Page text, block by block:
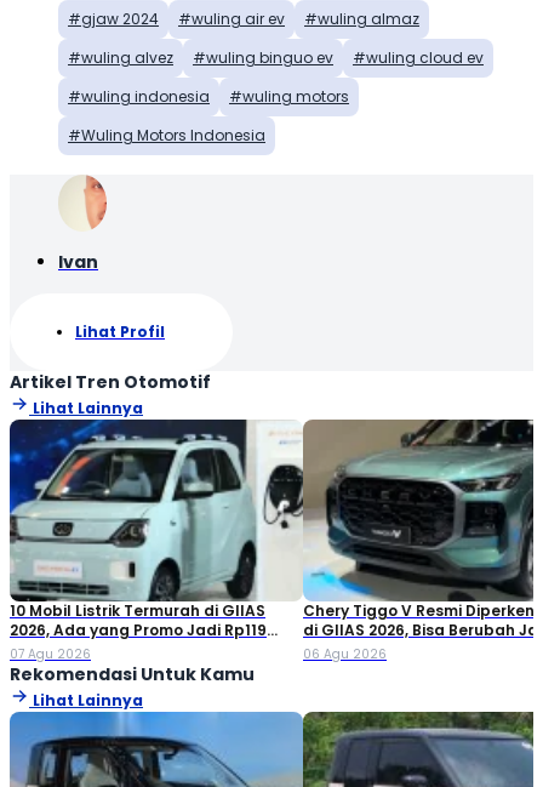
gjaw 2024 wuling air ev
wuling almaz
wuling alvez
wuling binguo ev
wuling cloud ev
wuling indonesia
wuling motors
Wuling Motors Indonesia
Ivan
Lihat Profil
Artikel Tren Otomotif
Lihat Lainnya
10 Mobil Listrik Termurah di GIIAS
2026, Ada yang Promo Jadi Rp119
Jutaan!
07 Agu 2026
Chery Tiggo V Resmi
di GIIAS 2026, Bisa Berubah
Double Cabin
06 Agu 2026
Rekomendasi Untuk Kamu
Lihat Lainnya